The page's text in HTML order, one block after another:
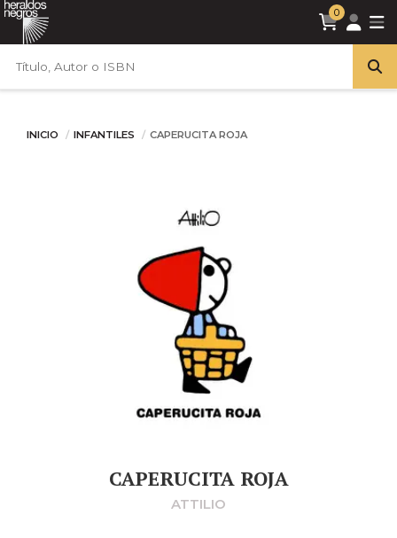
0
INICIO INFANTILES CAPERUCITA ROJA
CAPERUCITA ROJA
ATTILIO